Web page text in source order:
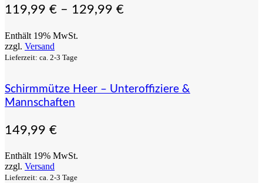
119,99 € – 129,99 €
Enthält 19% MwSt.
zzgl. Versand
Lieferzeit: ca. 2-3 Tage
Schirmmütze Heer – Unteroffiziere &
Mannschaften
149,99 €
Enthält 19% MwSt.
zzgl. Versand
Lieferzeit: ca. 2-3 Tage